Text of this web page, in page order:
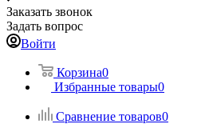
Заказать звонок
Задать вопрос
Войти
Корзина0
Избранные товары0
Сравнение товаров0